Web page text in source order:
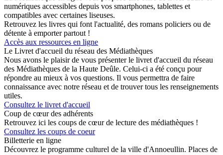
numériques accessibles depuis vos smartphones, tablettes et
compatibles avec certaines liseuses.
Retrouvez les livres qui font l'actualité, des romans policiers ou de
détente à emporter partout !
Accès aux ressources en ligne
Le Livret d'accueil du réseau des Médiathèques
Nous avons le plaisir de vous présenter le livret d'accueil du réseau
des Médiathèques de la Haute Deûle. Celui-ci a été conçu pour
répondre au mieux à vos questions. Il vous permettra de faire
connaissance avec notre réseau et de trouver tous les renseignements
utiles.
Consultez le livret d'accueil
Coup de cœur des adhérents
Retrouvez ici les coups de cœur de lecture des médiathèques !
Consultez les coups de coeur
Billetterie en ligne
Découvrez le programme culturel de la ville d'Annoeullin. Places de